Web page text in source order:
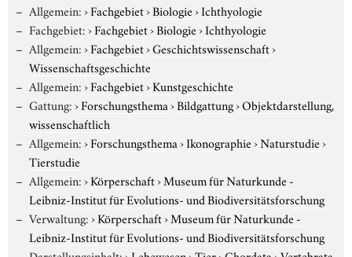
Allgemein:›Fachgebiet›Biologie›Ichthyologie
Fachgebiet:›Fachgebiet›Biologie›Ichthyologie
Allgemein:›Fachgebiet›Geschichtswissenschaft›
Wissenschaftsgeschichte
Allgemein:›Fachgebiet›Kunstgeschichte
Gattung:›Forschungsthema›Bildgattung›Objektdarstellung,
wissenschaftlich
Allgemein:›Forschungsthema›Ikonographie›Naturstudie›
Tierstudie
Allgemein:›Körperschaft›Museum für Naturkunde -
Leibniz-Institut für Evolutions- und Biodiversitätsforschung
Verwaltung:›Körperschaft›Museum für Naturkunde -
Leibniz-Institut für Evolutions- und Biodiversitätsforschung